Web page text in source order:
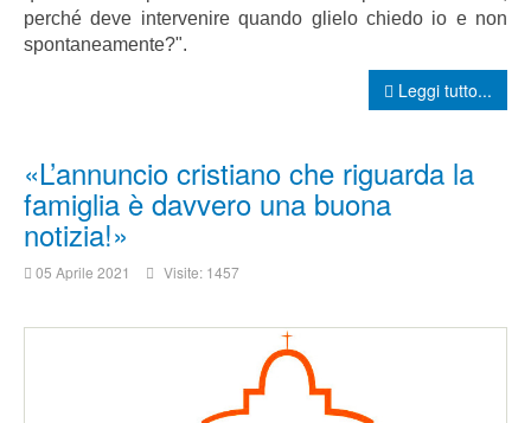
perché deve intervenire quando glielo chiedo io e non
spontaneamente?".
Leggi tutto...
«L’annuncio cristiano che riguarda la
famiglia è davvero una buona
notizia!»
05 Aprile 2021 Visite: 1457